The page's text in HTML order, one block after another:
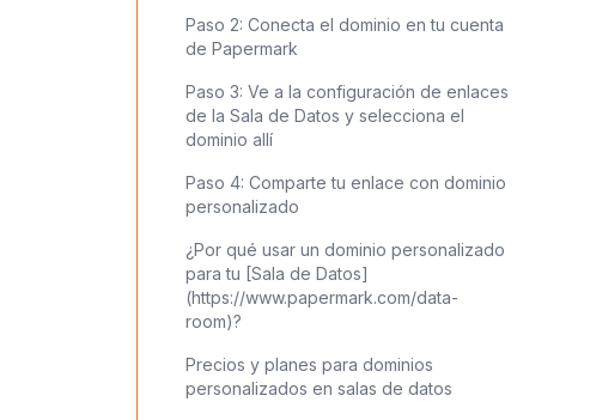
Paso 2: Conecta el dominio en tu cuenta
de Papermark
Paso 3: Ve a la configuración de enlaces
de la Sala de Datos y selecciona el
dominio allí
Paso 4: Comparte tu enlace con dominio
personalizado
¿Por qué usar un dominio personalizado
para tu [Sala de Datos]
(https://www.papermark.com/data-
room)?
Precios y planes para dominios
personalizados en salas de datos